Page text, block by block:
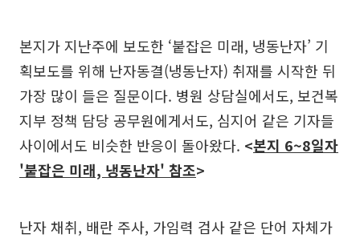
본지가 지난주에 보도한 ‘붙잡은 미래, 냉동난자’ 기
획보도를 위해 난자동결(냉동난자) 취재를 시작한 뒤
가장 많이 들은 질문이다. 병원 상담실에서도, 보건복
지부 정책 담당 공무원에게서도, 심지어 같은 기자들
사이에서도 비슷한 반응이 돌아왔다. <본지 6~8일자
'붙잡은 미래, 냉동난자' 참조>
난자 채취, 배란 주사, 가임력 검사 같은 단어 자체가